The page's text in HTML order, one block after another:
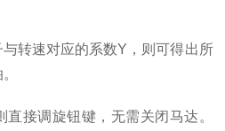
速对应的系数Y，则可得出所
接调旋钮键，无需关闭马达。